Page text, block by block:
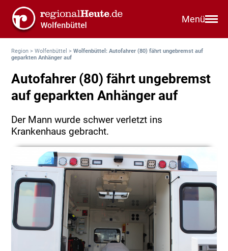
Menü
Region >Wolfenbüttel >Wolfenbüttel: Autofahrer (80) fährt ungebremst auf
geparkten Anhänger auf
Autofahrer (80) fährt ungebremst
auf geparkten Anhänger auf
Der Mann wurde schwer verletzt ins
Krankenhaus gebracht.